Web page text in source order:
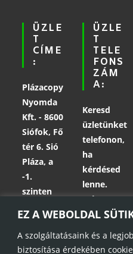
EZ A WEBOLDAL
A szolgáltatásaink és a
biztosítása érdekében
ÜZLE
T
CÍME
:
Plázacopy
Nyomda
Kft. - 8600
Siófok, Fő
tér 6. Sió
Pláza, a
-1.
szinten
ÜZLE
T
TELE
FONS
ZÁM
A:
Keresd
üzletünket
telefonon,
ha
kérdésed
lenne.
Szívesen
segítünk!